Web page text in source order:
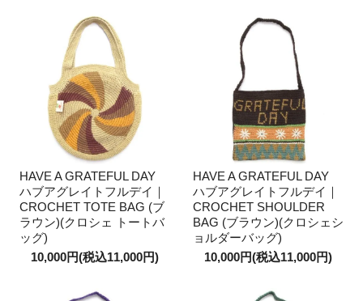
HAVE A GRATEFUL DAY
ハブアグレイトフルデイ｜
CROCHET TOTE BAG (ブ
ラウン)(クロシェ トートバ
ッグ)
10,000円(税込11,000円)
HAVE A GRATEFUL DAY
ハブアグレイトフルデイ｜
CROCHET SHOULDER
BAG (ブラウン)(クロシェシ
ョルダーバッグ)
10,000円(税込11,000円)